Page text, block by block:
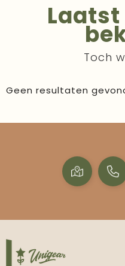
Toch
Geen resultaten